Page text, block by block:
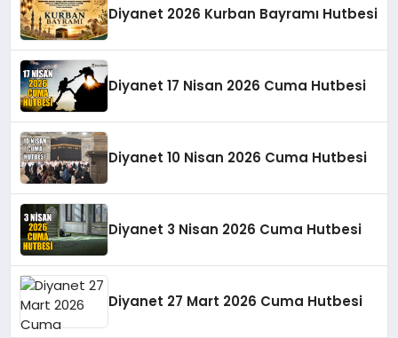
Diyanet 2026 Kurban Bayramı Hutbesi
Diyanet 17 Nisan 2026 Cuma Hutbesi
Diyanet 10 Nisan 2026 Cuma Hutbesi
Diyanet 3 Nisan 2026 Cuma Hutbesi
Diyanet 27 Mart 2026 Cuma Hutbesi